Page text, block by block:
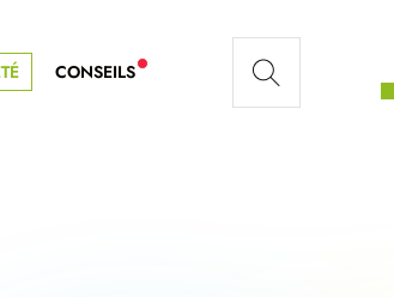
CONSEILS NOUVEAUX ARTICLES